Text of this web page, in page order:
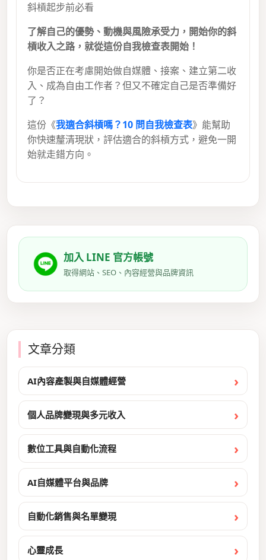
斜槓起步前必看
了解自己的優勢、動機與風險承受力，開始你的斜
槓收入之路，就從這份自我檢查表開始！
你是否正在考慮開始做自媒體、接案、建立第二收
入、成為自由工作者？但又不確定自己是否準備好
了？
這份《我適合斜槓嗎？10 問自我檢查表》能幫助
你快速釐清現狀，評估適合的斜槓方式，避免一開
始就走錯方向。
加入 LINE 官方帳號
取得網站、SEO、內容經營與品牌資訊
文章分類
AI內容產製與自媒體經營
個人品牌變現與多元收入
數位工具與自動化流程
AI自媒體平台與品牌
自動化銷售與名單變現
心靈成長